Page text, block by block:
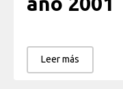
Leer más